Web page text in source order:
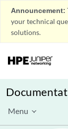
Announcement:
your technical
solutions.
Menu